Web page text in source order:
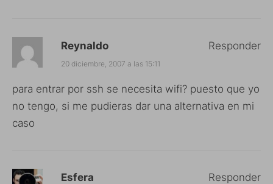
Reynaldo
20 diciembre, 2007 a las 15:11
para entrar por ssh se necesita wifi? puesto que yo
no tengo, si me pudieras dar una alternativa en mi
caso
Responder
Esfera Responder